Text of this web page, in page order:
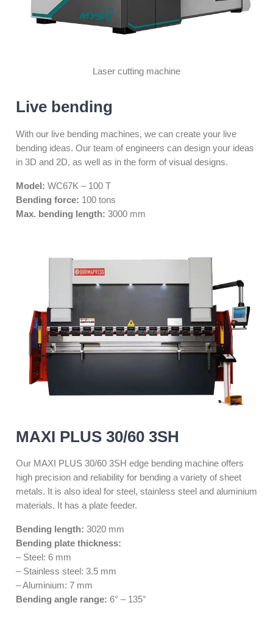
Laser cutting machine
Live bending
With our live bending machines, we can create your live
bending ideas. Our team of engineers can design your ideas
in 3D and 2D, as well as in the form of visual designs.
Model: WC67K – 100 T
Bending force: 100 tons
Max. bending length: 3000 mm
MAXI PLUS 30/60 3SH
Our MAXI PLUS 30/60 3SH edge bending machine offers
high precision and reliability for bending a variety of sheet
metals. It is also ideal for steel, stainless steel and aluminium
materials. It has a plate feeder.
Bending length: 3020 mm
Bending plate thickness:
– Steel: 6 mm
– Stainless steel: 3.5 mm
– Aluminium: 7 mm
Bending angle range: 6° – 135°